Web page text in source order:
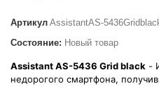
Артикул AssistantAS-
Состояние: Новый товар
Assistant AS-5436 Grid black -
недорогого смартфона,